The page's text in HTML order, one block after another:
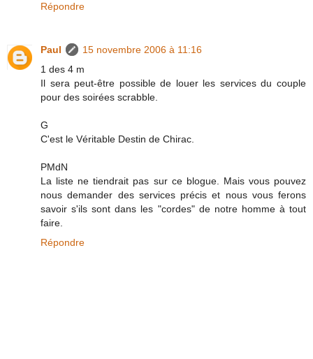
Répondre
Paul
15 novembre 2006 à 11:16
1 des 4 m
Il sera peut-être possible de louer les services du couple
pour des soirées scrabble.
G
C'est le Véritable Destin de Chirac.
PMdN
La liste ne tiendrait pas sur ce blogue. Mais vous pouvez
nous demander des services précis et nous vous ferons
savoir s'ils sont dans les "cordes" de notre homme à tout
faire.
Répondre